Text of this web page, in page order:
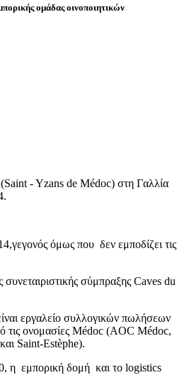
ομάδας οινοποιητικών
- Yzans de Médoc) στη Γαλλία
όμως που δεν εμποδίζει τις
συνεταιριστικής σύμπραξης Caves du
εργαλείο συλλογικών πωλήσεων
τις ονομασίες Médoc (AOC Médoc,
Saint-Estèphe).
η εμπορική δομή και το logistics